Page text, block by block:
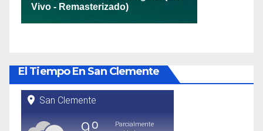
El Tiempo En San Clemente